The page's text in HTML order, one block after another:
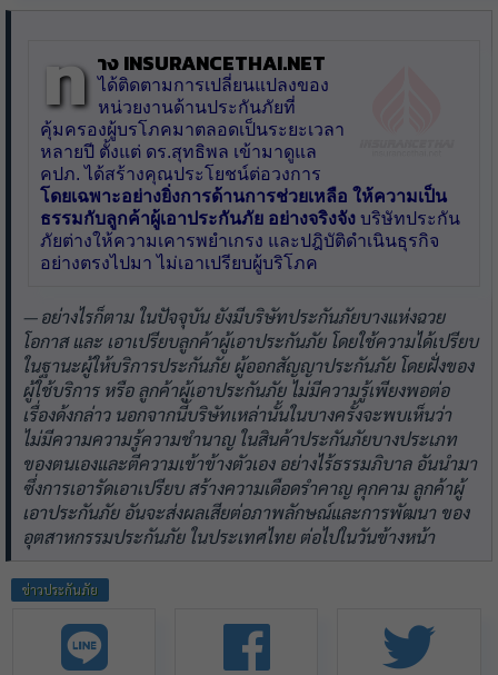
ท าง insurancethai.net
ได้ติดตามการเปลี่ยนแปลงของ
หน่วยงานด้านประกันภัยที่
คุ้มครองผู้บรโภคมาตลอดเป็นระยะเวลา
หลายปี ตั้งแต่ ดร.สุทธิพล เข้ามาดูแล
คปภ. ได้สร้างคุณประโยชน์ต่อวงการ
โดยเฉพาะอย่างยิ่งการด้านการช่วยเหลือ ให้ความเป็น
ธรรมกับลูกค้าผู้เอาประกันภัย อย่างจริงจัง บริษัทประกัน
ภัยต่างให้ความเคารพยำเกรง และปฎิบัติดำเนินธุรกิจ
อย่างตรงไปมา ไม่เอาเปรียบผู้บริโภค
อย่างไรก็ตาม ในปัจจุบัน ยังมีบริษัทประกันภัยบางแห่งฉวย
โอกาส และ เอาเปรียบลูกค้าผู้เอาประกันภัย โดยใช้ความได้เปรียบ
ในฐานะผู้ให้บริการประกันภัย ผู้ออกสัญญาประกันภัย โดยฝั่งของ
ผู้ใช้บริการ หรือ ลูกค้าผู้เอาประกันภัย ไม่มีความรู้เพียงพอต่อ
เรื่องด้งกล่าว นอกจากนี้บริษัทเหล่านั้นในบางครั้งจะพบเห็นว่า
ไม่มีความความรู้ความชำนาญ ในสินค้าประกันภัยบางประเภท
ของตนเองและตีความเข้าข้างตัวเอง อย่างไร้ธรรมภิบาล อันนำมา
ซึ่งการเอารัดเอาเปรียบ สร้างความเดือดรำคาญ คุกคาม ลูกค้าผู้
เอาประกันภัย อันจะส่งผลเสียต่อภาพลักษณ์และการพัฒนา ของ
อุตสาหกรรมประกันภัย ในประเทศไทย ต่อไปในวันข้างหน้า
ข่าวประกันภัย